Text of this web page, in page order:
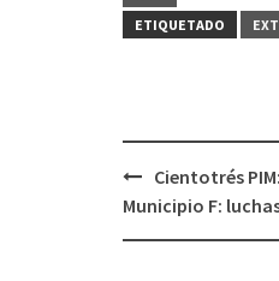
ETIQUETADO
Navegación
Cientotrés
Municipio F: